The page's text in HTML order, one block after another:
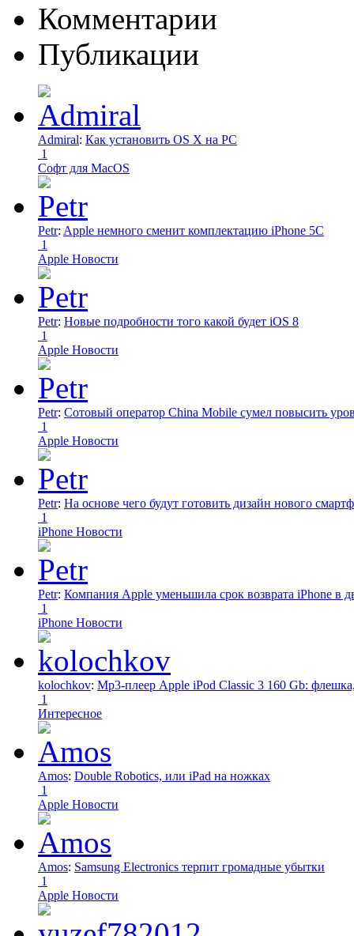
Комментарии
Публикации
Admiral: Как установить OS X на PC
1
Софт для MacOS
Petr: Apple немного сменит комплектацию iPhone 5C
1
Apple Новости
Petr: Новые подробности того какой будет iOS 8
1
Apple Новости
Petr: Сотовый оператор China Mobile сумел повысить
1
Apple Новости
Petr: На основе чего будут готовить дизайн нового
1
iPhone Новости
Petr: Компания Apple уменьшила срок возврата iPhone в
1
iPhone Новости
kolochkov: Mp3-плеер Apple iPod Classic 3 160 Gb:
1
Интересное
Amos: Double Robotics, или iPad на ножках
1
Apple Новости
Amos: Samsung Electronics терпит громадные убытки
1
Apple Новости